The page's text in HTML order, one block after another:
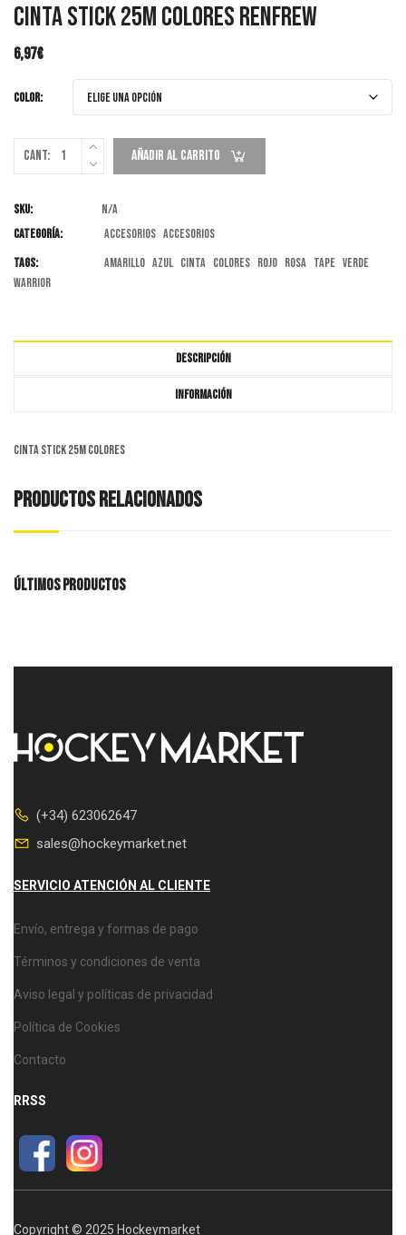
Cinta Stick 25m COLORES RENFREW
6,97€
COLOR:
Cant: Añadir Al Carrito
SKU:
N/A
Categoría:
Accesorios Accesorios
Tags:
AMARILLO azul cinta COLORES rojo ROSA tape VERDE
warrior
DESCRIPCIÓN
INFORMACIÓN
Cinta Stick 25m COLORES
PRODUCTOS RELACIONADOS
ÚLTIMOS PRODUCTOS
(+34) 623062647
sales@hockeymarket.net
SERVICIO ATENCIÓN AL CLIENTE
Envío, entrega y formas de pago
Términos y condiciones de venta
Aviso legal y políticas de privacidad
Política de Cookies
Contacto
RRSS
Copyright © 2025 Hockeymarket